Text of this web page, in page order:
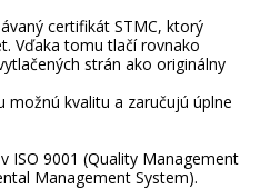
certifikát STMC, ktorý
Vďaka tomu tlačí rovnako
strán ako originálny
možnú kvalitu a zaručujú úplne
ISO 9001 (Quality Management
Management System).